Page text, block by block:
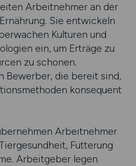
Arbeitnehmer an der
Sie entwickeln
Kulturen und
ein, um Erträge zu
zu schonen.
Bewerber, die bereit sind,
konsequent
Arbeitnehmer
Fütterung
Arbeitgeber legen